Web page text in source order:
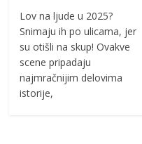
Lov na ljude u 2025?
Snimaju ih po ulicama, jer
su otišli na skup! Ovakve
scene pripadaju
najmračnijim delovima
istorije,